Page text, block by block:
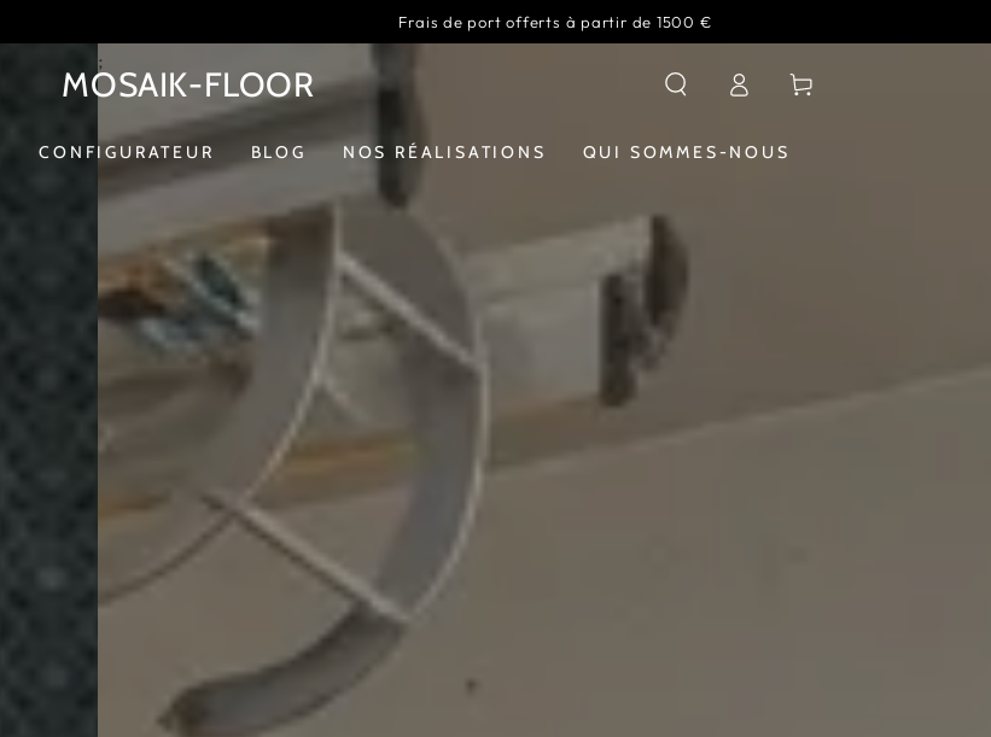
Frais de port offerts à partir de 1500 €
MOSAIK-FLOOR
CONFIGURATEUR BLOG NOS RÉALISATIONS QUI SOMMES-NOUS
Connexion Panier